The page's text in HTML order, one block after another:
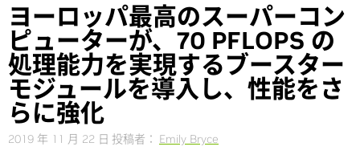
ヨーロッパ最高のスーパーコン
ピューターが、70 PFLOPS の
処理能力を実現するブースター
モジュールを導入し、性能をさ
らに強化
2019 年 11 月 22 日 投稿者： Emily Bryce